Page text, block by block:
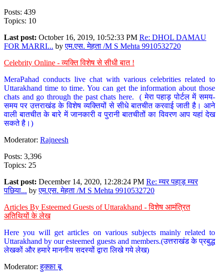
Posts: 439
Topics: 10
Last post: October 16, 2019, 10:52:33 PM Re: DHOL DAMAU
FOR MARRI... byएम.एस. मेहता /M S Mehta 9910532720
Celebrity Online - व्यक्ति विशेष से सीधी बात !
MeraPahad conducts live chat with various celebrities related to
Uttarakhand time to time. You can get the information about those
chats and go through the past chats here. ( मेरा पहाड़ पोर्टल में समय-
समय पर उत्तराखंड के विशेष व्यक्तियों से सीधे बातचीत करवाई जाती है। आने
वाली बातचीत के बारे में जानकारी व पुरानी बातचीतों का विवरण आप यहां देख
सकते है।)
Moderator: Rajneesh
Posts: 3,396
Topics: 25
Last post: December 14, 2020, 12:28:24 PM Re: म्यर पहाड़ म्यर
पछिया... byएम.एस. मेहता /M S Mehta 9910532720
Articles By Esteemed Guests of Uttarakhand - विशेष आमंत्रित
अतिथियों के लेख
Here you will get articles on various subjects mainly related to
Uttarakhand by our esteemed guests and members.(उत्तराखंड के प्रबुद्ध
लेखकों और हमारे माननीय सदस्यों द्वारा लिखे गये लेख)
Moderator:हुक्का बू